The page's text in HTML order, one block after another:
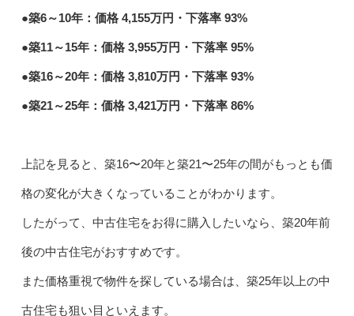
●築6～10年：価格 4,155万円・下落率 93%
●築11～15年：価格 3,955万円・下落率 95%
●築16～20年：価格 3,810万円・下落率 93%
●築21～25年：価格 3,421万円・下落率 86%
上記を見ると、築16〜20年と築21〜25年の間がもっとも価
格の変化が大きくなっていることがわかります。
したがって、中古住宅をお得に購入したいなら、築20年前
後の中古住宅がおすすめです。
また価格重視で物件を探している場合は、築25年以上の中
古住宅も狙い目といえます。